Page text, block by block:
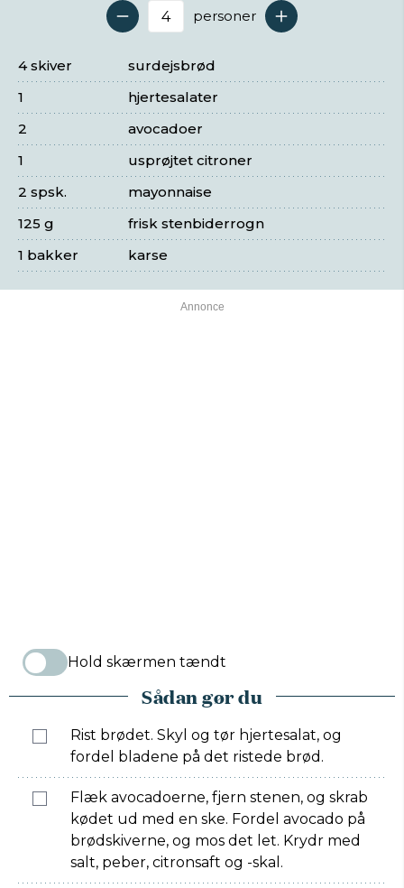
Antal serveringer
personer
surdejsbrød
4 skiver
hjertesalater
1
avocadoer
2
usprøjtet citroner
1
mayonnaise
2 spsk.
frisk stenbiderrogn
125 g
karse
1 bakker
Hold skærmen tændt
Sådan gør du
Rist brødet. Skyl og tør hjertesalat, og
fordel bladene på det ristede brød.
Flæk avocadoerne, fjern stenen, og skrab
kødet ud med en ske. Fordel avocado på
brødskiverne, og mos det let. Krydr med
salt, peber, citronsaft og -skal.